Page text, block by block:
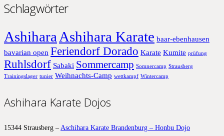
Schlagwörter
Ashihara Ashihara Karate baar-ebenhausen
bavarian open Feriendorf Dorado Karate Kumite prüfung
Ruhlsdorf Sabaki Sommercamp Somnercamp Strausberg
Trainingslager tunier Weihnachts-Camp wettkampf Wintercamp
Ashihara Karate Dojos
15344 Strausberg –Aschihara Karate Brandenburg – Honbu Dojo